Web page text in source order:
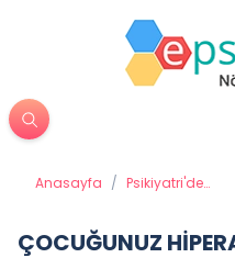
Anasayfa / Psikiyatri'de
ÇOCUĞUNUZ